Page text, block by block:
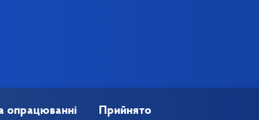
опрацюванні Прийнято